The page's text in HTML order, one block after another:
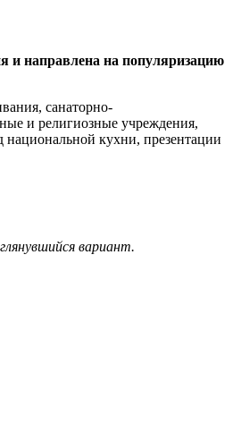
и направлена на популяризацию
санаторно-
и религиозные учреждения,
кухни, презентации
вариант.